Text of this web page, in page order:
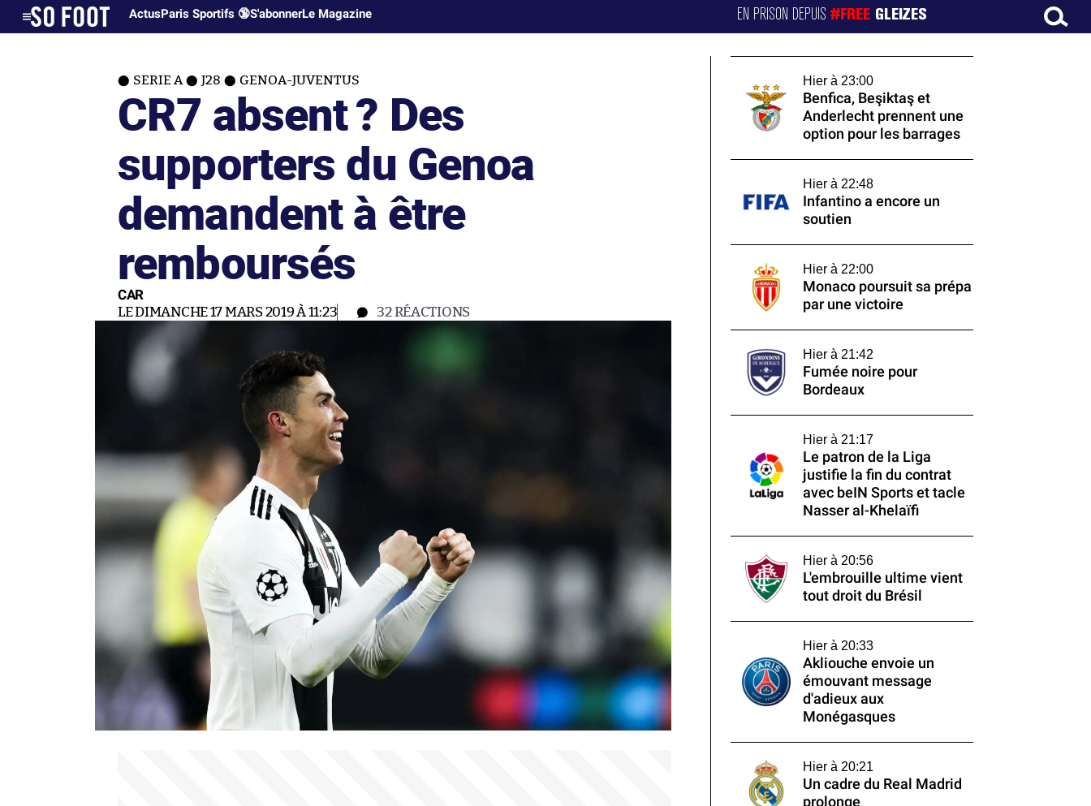
ActusParis Sportifs 🔞S'abonnerLe Magazine EN PRISON DEPUIS#FREE GLEIZES
SERIE A J28 GENOA-JUVENTUS
CR7 absent ? Des
supporters du Genoa
demandent à être
remboursés
CAR
LE DIMANCHE 17 MARS 2019 À 11:23 32RÉACTIONS
Hier à 23:00
Benfica, Beşiktaş et
Anderlecht prennent une
option pour les barrages
Hier à 22:48
Infantino a encore un
soutien
Hier à 22:00
Monaco poursuit sa prépa
par une victoire
Hier à 21:42
Fumée noire pour
Bordeaux
Hier à 21:17
Le patron de la Liga
justifie la fin du contrat
avec beIN Sports et tacle
Nasser al-Khelaïfi
Hier à 20:56
L'embrouille ultime vient
tout droit du Brésil
Hier à 20:33
Akliouche envoie un
émouvant message
d'adieux aux
Monégasques
Hier à 20:21
Un cadre du Real Madrid
prolonge